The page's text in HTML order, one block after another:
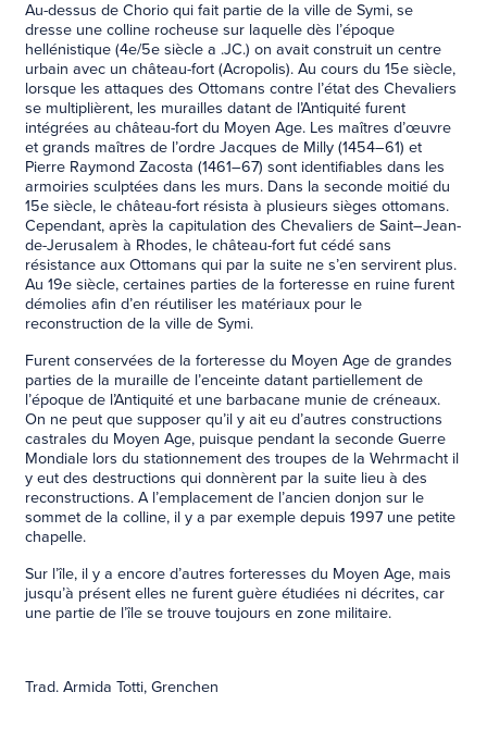
Au-dessus de Chorio qui fait partie de la ville de Symi, se
dresse une colline rocheuse sur laquelle dès l’époque
hellénistique (4e/5e siècle a .JC.) on avait construit un centre
urbain avec un château-fort (Acropolis). Au cours du 15e siècle,
lorsque les attaques des Ottomans contre l’état des Chevaliers
se multiplièrent, les murailles datant de l’Antiquité furent
intégrées au château-fort du Moyen Age. Les maîtres d’œuvre
et grands maîtres de l’ordre Jacques de Milly (1454–61) et
Pierre Raymond Zacosta (1461–67) sont identifiables dans les
armoiries sculptées dans les murs. Dans la seconde moitié du
15e siècle, le château-fort résista à plusieurs sièges ottomans.
Cependant, après la capitulation des Chevaliers de Saint–Jean-
de-Jerusalem à Rhodes, le château-fort fut cédé sans
résistance aux Ottomans qui par la suite ne s’en servirent plus.
Au 19e siècle, certaines parties de la forteresse en ruine furent
démolies afin d’en réutiliser les matériaux pour le
reconstruction de la ville de Symi.
Furent conservées de la forteresse du Moyen Age de grandes
parties de la muraille de l’enceinte datant partiellement de
l’époque de l’Antiquité et une barbacane munie de créneaux.
On ne peut que supposer qu’il y ait eu d’autres constructions
castrales du Moyen Age, puisque pendant la seconde Guerre
Mondiale lors du stationnement des troupes de la Wehrmacht il
y eut des destructions qui donnèrent par la suite lieu à des
reconstructions. A l’emplacement de l’ancien donjon sur le
sommet de la colline, il y a par exemple depuis 1997 une petite
chapelle.
Sur l’île, il y a encore d’autres forteresses du Moyen Age, mais
jusqu’à présent elles ne furent guère étudiées ni décrites, car
une partie de l’île se trouve toujours en zone militaire.
Trad. Armida Totti, Grenchen